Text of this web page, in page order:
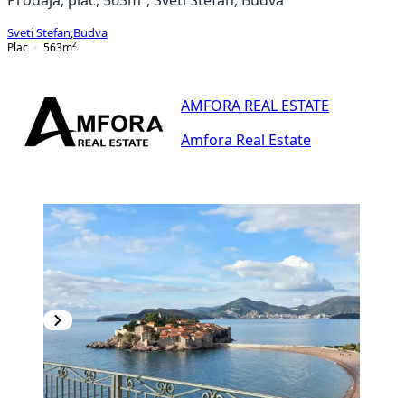
Sveti Stefan Budva
Plac
563m²
AMFORA REAL ESTATE
Amfora Real Estate